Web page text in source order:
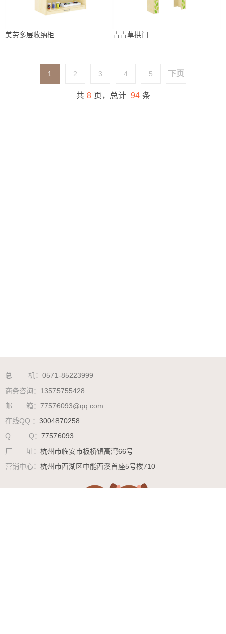
美劳多层收纳柜 青青草拱门
1 2 3 4 5 下页
共 8 页，总计 94 条
总 机： 0571-85223999
商务咨询： 13575755428
邮 箱： 77576093@qq.com
在线QQ ： 3004870258
Q Q： 77576093
厂 址： 杭州市临安市板桥镇高湾66号
营销中心： 杭州市西湖区中能西溪首座5号楼710